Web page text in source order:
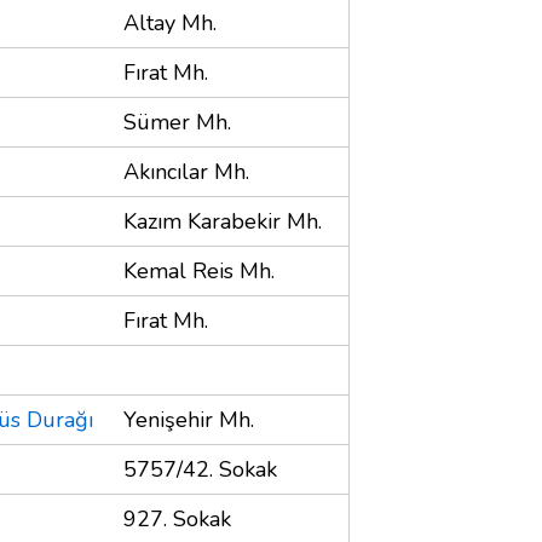
Altay Mh.
Fırat Mh.
Sümer Mh.
Akıncılar Mh.
Kazım Karabekir Mh.
Kemal Reis Mh.
Fırat Mh.
Durağı
Yenişehir Mh.
5757/42. Sokak
927. Sokak